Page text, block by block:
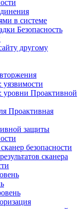
в системе
Безопасность
другому
уровни Проактивной
Проактивная
защиты
безопасности
сканера